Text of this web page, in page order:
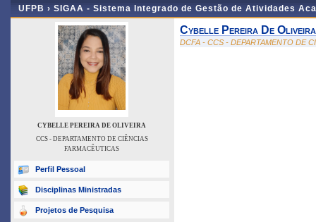
UFPB › SIGAA - Sistema Integrado de Gestão de Atividades
CYBELLE PEREIRA DE OLIVEIRA
CCS - DEPARTAMENTO DE CIÊNCIAS
FARMACÊUTICAS
Perfil Pessoal
Disciplinas Ministradas
Projetos de Pesquisa
Cybelle Pereira De Oliveira
DCFA - CCS - DEPARTAMENTO DE